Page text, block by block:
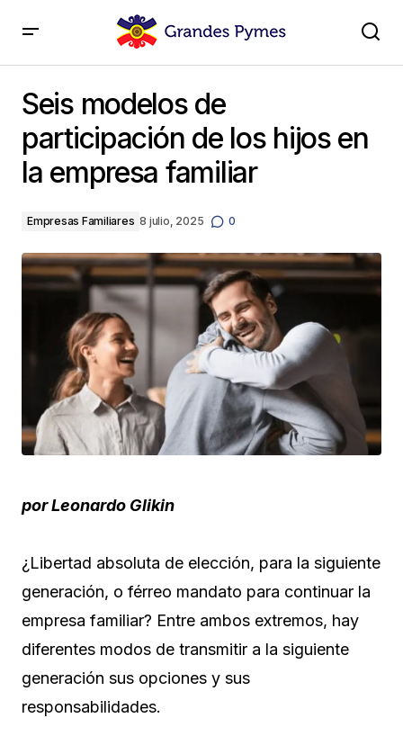
empresa familiar
Seis modelos de
participación de los hijos en
la empresa familiar
Empresas Familiares 8 julio, 2025 0
por Leonardo Glikin
¿Libertad absoluta de elección, para la siguiente
generación, o férreo mandato para continuar la
empresa familiar? Entre ambos extremos, hay
diferentes modos de transmitir a la siguiente
generación sus opciones y sus
responsabilidades.